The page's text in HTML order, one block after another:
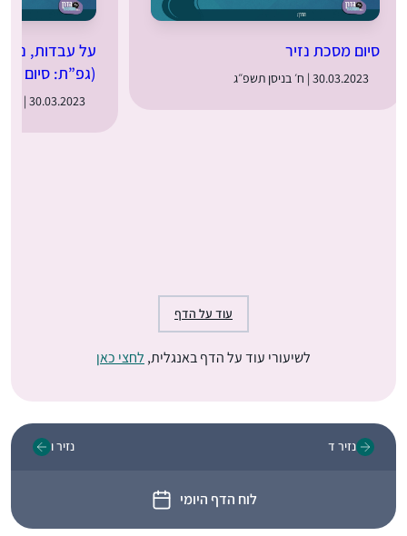
סיום מסכת נזיר
30.03.2023 | ח׳ בניסן תשפ״ג
על עבדות,
(גפ”ת: סיום
30.03.2023 | ח׳ בניסן תשפ״ג
עוד על הדף
לשיעורי עוד על הדף באנגלית, לחצי כאן
נזיר ד
לוח הדף היומי
נזיר ו